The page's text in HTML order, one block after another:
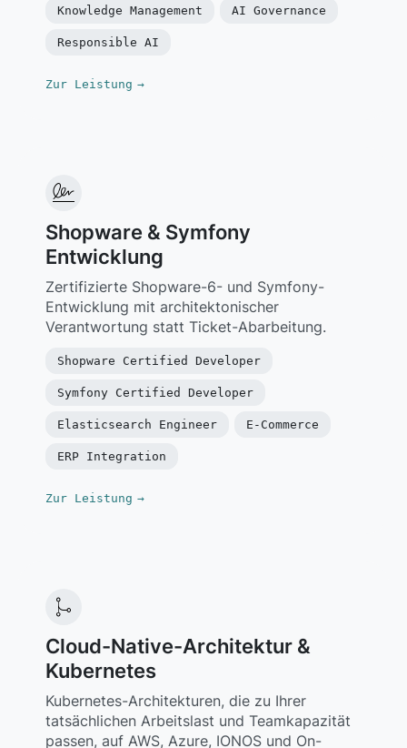
Knowledge Management AI Governance
Responsible AI
Zur Leistung →
Shopware & Symfony
Entwicklung
Zertifizierte Shopware-6- und Symfony-
Entwicklung mit architektonischer
Verantwortung statt Ticket-Abarbeitung.
Shopware Certified Developer
Symfony Certified Developer
Elasticsearch Engineer E-Commerce
ERP Integration
Zur Leistung →
Cloud-Native-Architektur &
Kubernetes
Kubernetes-Architekturen, die zu Ihrer
tatsächlichen Arbeitslast und Teamkapazität
passen, auf AWS, Azure, IONOS und On-